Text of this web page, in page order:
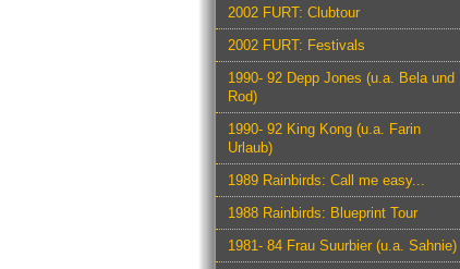
2002 FURT: Clubtour
2002 FURT: Festivals
1990- 92 Depp Jones (u.a. Bela und
Rod)
1990- 92 King Kong (u.a. Farin
Urlaub)
1989 Rainbirds: Call me easy...
1988 Rainbirds: Blueprint Tour
1981- 84 Frau Suurbier (u.a. Sahnie)